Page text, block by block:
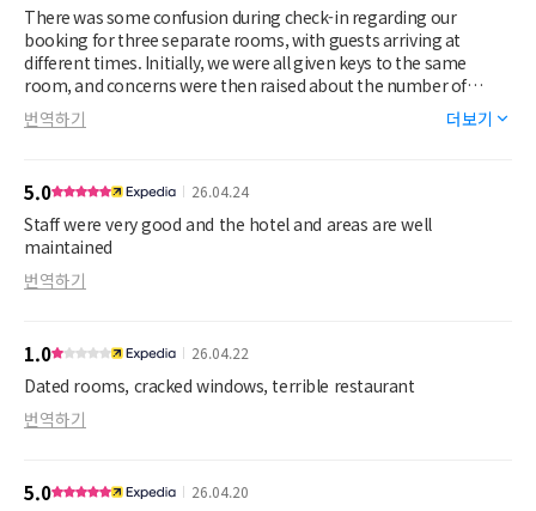
There was some confusion during check-in regarding our
booking for three separate rooms, with guests arriving at
different times. Initially, we were all given keys to the same
room, and concerns were then raised about the number of
occupants, as it didn’t seem clear that we were meant to be in
different rooms. We were also asked to reconfirm our booking
have been a straightforward check-in more complicated than
expected, and at times it felt like the confusion was attributed to
us which set our weekend off on a poor note.
That said, the hotel overall suited our needs well. The location
번역하기 더보기
5.0 26.04.24
Staff were very good and the hotel and areas are well
maintained
번역하기
1.0 26.04.22
Dated rooms, cracked windows, terrible restaurant
번역하기
5.0 26.04.20